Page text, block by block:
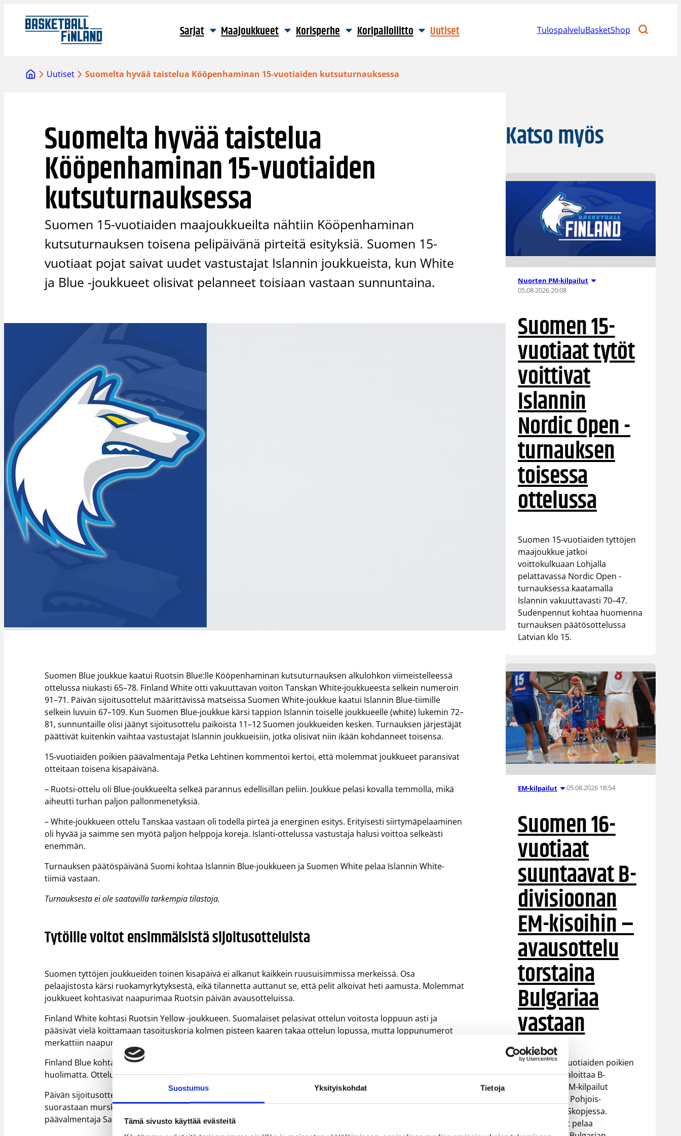
Suostumus Yksityiskohdat Tietoja
Tämä sivusto käyttää evästeitä
sisältöön
Sarjat Maajoukkueet Korisperhe Koripalloliitto Uutiset TulospalveluBasketShop
Uutiset Suomelta hyvää taistelua Kööpenhaminan 15-vuotiaiden kutsuturnauksessa
Suomelta hyvää taistelua
Kööpenhaminan 15-vuotiaiden
kutsuturnauksessa
Suomen 15-vuotiaiden maajoukkueilta nähtiin Kööpenhaminan
kutsuturnauksen toisena pelipäivänä pirteitä esityksiä. Suomen 15-
vuotiaat pojat saivat uudet vastustajat Islannin joukkueista, kun White
ja Blue -joukkueet olisivat pelanneet toisiaan vastaan sunnuntaina.
Suomen Blue joukkue kaatui Ruotsin Blue:lle Kööpenhaminan kutsuturnauksen alkulohkon viimeistelleessä
ottelussa niukasti 65–78. Finland White otti vakuuttavan voiton Tanskan White-joukkueesta selkein numeroin
91–71. Päivän sijoitusottelut määrittävissä matseissa Suomen White-joukkue kaatui Islannin Blue-tiimille
selkein luvuin 67–109. Kun Suomen Blue-joukkue kärsi tappion Islannin toiselle joukkueelle (white) lukemin 72–
81, sunnuntaille olisi jäänyt sijoitusottelu paikoista 11–12 Suomen joukkueiden kesken. Turnauksen järjestäjät
päättivät kuitenkin vaihtaa vastustajat Islannin joukkueisiin, jotka olisivat niin ikään kohdanneet toisensa.
15-vuotiaiden poikien päävalmentaja Petka Lehtinen kommentoi kertoi, että molemmat joukkueet paransivat
otteitaan toisena kisapäivänä.
– Ruotsi-ottelu oli Blue-joukkueelta selkeä parannus edellisillan peliin. Joukkue pelasi kovalla temmolla, mikä
aiheutti turhan paljon pallonmenetyksiä.
– White-joukkueen ottelu Tanskaa vastaan oli todella pirteä ja energinen esitys. Erityisesti siirtymäpelaaminen
oli hyvää ja saimme sen myötä paljon helppoja koreja. Islanti-ottelussa vastustaja halusi voittoa selkeästi
enemmän.
Turnauksen päätöspäivänä Suomi kohtaa Islannin Blue-joukkueen ja Suomen White pelaa Islannin White-
tiimiä vastaan.
Turnauksesta ei ole saatavilla tarkempia tilastoja.
Tytöille voitot ensimmäisistä sijoitusotteluista
Suomen tyttöjen joukkueiden toinen kisapäivä ei alkanut kaikkein ruusuisimmissa merkeissä. Osa
pelaajistosta kärsi ruokamyrkytyksestä, eikä tilannetta auttanut se, että pelit alkoivat heti aamusta. Molemmat
joukkueet kohtasivat naapurimaa Ruotsin päivän avausotteluissa.
Finland White kohtasi Ruotsin Yellow -joukkueen. Suomalaiset pelasivat ottelun voitosta loppuun asti ja
pääsivät vielä koittamaan tasoituskoria kolmen pisteen kaaren takaa ottelun lopussa, mutta loppunumerot
merkattiin naapureille lukemin 59–62.
Finland Blue kohtasi aamulla Ruotsin White -joukkueen ja antoi hyvän vastuksen takaa-ajoasemasta
huolimatta. Ottelun lopputulos merkittiin Ruotsille 60–48.
Päivän sijoitusotteluissa Finland Blue päihitti Norjan kahdeksalla pisteellä lukemin 68–60. Finland White
suorastaan murskasi CD Presentacion Granada -joukkueen numeroin 94–55. Suomen 15-vuotiaiden tyttöjen
päävalmentaja Sami Toiviainen näki toisessa turnauspäivässä paljon positiivista.
Katso myös
Nuorten PM-kilpailut
05.08.2026 20:08
Suomen 15-
vuotiaat tytöt
voittivat
Islannin
Nordic Open -
turnauksen
toisessa
ottelussa
Suomen 15-vuotiaiden tyttöjen
maajoukkue jatkoi
voittokulkuaan Lohjalla
pelattavassa Nordic Open -
turnauksessa kaatamalla
Islannin vakuuttavasti 70–47.
Sudenpennut kohtaa huomenna
turnauksen päätösottelussa
Latvian klo 15.
EM-kilpailut 05.08.2026 18:54
Suomen 16-
vuotiaat
suuntaavat B-
divisioonan
EM-kisoihin –
avausottelu
torstaina
Bulgariaa
vastaan
Suomen 16-vuotiaiden poikien
maajoukkue aloittaa B-
divisioonan EM-kilpailut
torstaina 6.8. Pohjois-
Makedonian Skopjessa.
Sudenpennut pelaa